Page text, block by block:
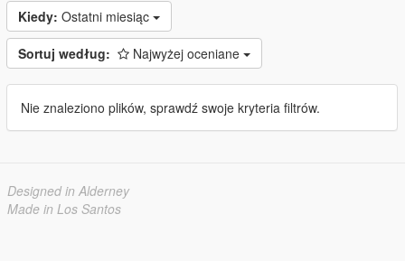
Kiedy: Ostatni miesiąc
Sortuj według: Najwyżej oceniane
Nie znaleziono plików, sprawdź swoje kryteria filtrów.
Designed in Alderney
Made in Los Santos